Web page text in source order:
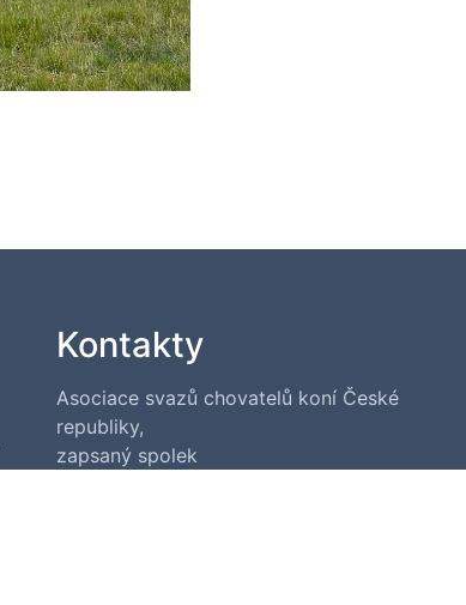
Kontakty
Asociace svazů chovatelů koní České
republiky,
zapsaný spolek